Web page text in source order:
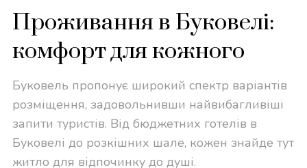
Проживання в Буковелі:
комфорт для кожного
Буковель пропонує широкий спектр варіантів
розміщення, задовольнивши найвибагливіші
запити туристів. Від бюджетних готелів в
Буковелі до розкішних шале, кожен знайде тут
житло для відпочинку до душі.